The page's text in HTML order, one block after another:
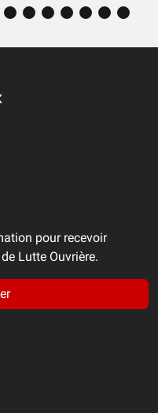
pour recevoir
Lutte Ouvrière.